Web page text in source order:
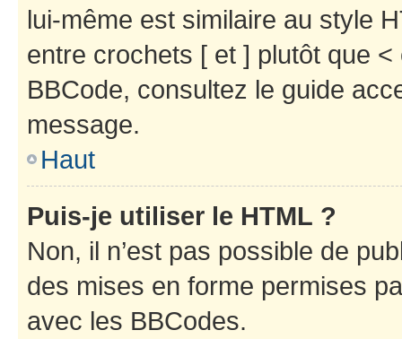
lui-même est similaire au style
entre crochets [ et ] plutôt que
BBCode, consultez le guide
message.
Haut
Puis-je utiliser le HTML ?
Non, il n’est pas possible de
des mises en forme permises
avec les BBCodes.